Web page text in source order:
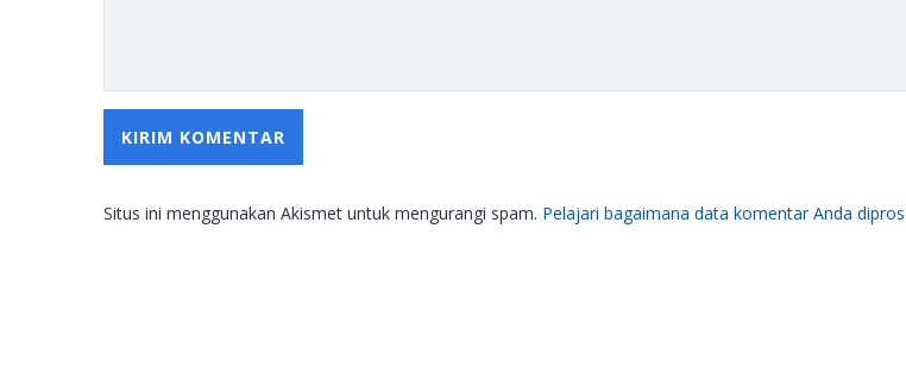
Situs ini menggunakan Akismet untuk mengurangi spam. Pelajari bagaimana data komentar Anda